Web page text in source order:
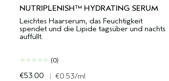
NUTRIPLENISH™ HYDRATING SERUM
Leichtes Haarserum, das Feuchtigkeit
spendet und die Lipide tagsüber und nachts
auffüllt.
(0)
€53.00 | €0.53/ml